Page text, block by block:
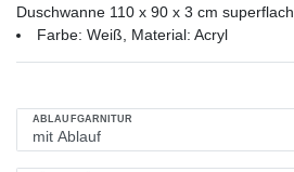
Duschwanne 110 x 90 x 3 cm superflach
Farbe: Weiß, Material: Acryl
ABLAUFGARNITUR